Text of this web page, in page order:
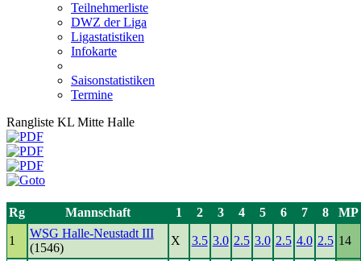
Teilnehmerliste
DWZ der Liga
Ligastatistiken
Infokarte
Saisonstatistiken
Termine
Rangliste KL Mitte Halle
Rg Mannschaft 1 2 3 4 5 6 7 8 MP
1
WSG Halle-Neustadt III
(1546)
X 3.5 3.0 2.5 3.0 2.5 4.0 2.5 14